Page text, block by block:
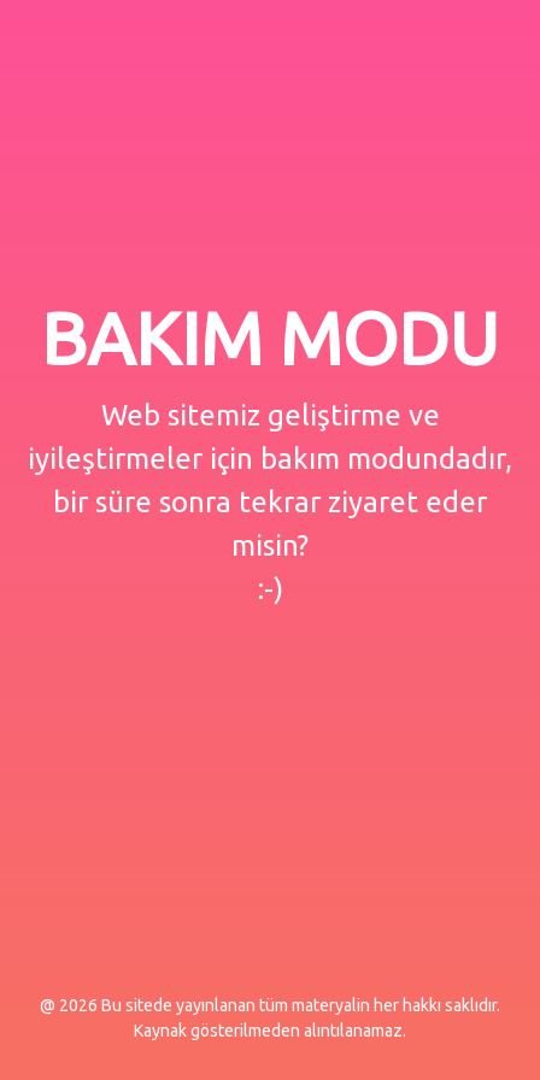
BAKIM MODU
Web sitemiz geliştirme ve
iyileştirmeler için bakım modundadır,
bir süre sonra tekrar ziyaret eder
misin?
:-)
@ 2026 Bu sitede yayınlanan tüm materyalin her hakkı saklıdır.
Kaynak gösterilmeden alıntılanamaz.